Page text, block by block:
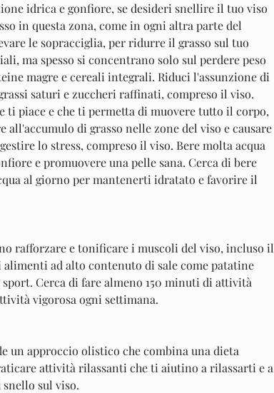
idrica e gonfiore, se desideri snellire il tuo viso
in questa zona, come in ogni altra parte del
le sopracciglia, per ridurre il grasso sul tuo
ma spesso si concentrano solo sul perdere peso
magre e cereali integrali. Riduci l'assunzione di
saturi e zuccheri raffinati, compreso il viso.
ti piace e che ti permetta di muovere tutto il corpo,
all'accumulo di grasso nelle zone del viso e causare
lo stress, compreso il viso. Bere molta acqua
e promuovere una pelle sana. Cerca di bere
al giorno per mantenerti idratato e favorire il
rafforzare e tonificare i muscoli del viso, incluso il
ad alto contenuto di sale come patatine
Cerca di fare almeno 150 minuti di attività
vigorosa ogni settimana.
un approccio olistico che combina una dieta
attività rilassanti che ti aiutino a rilassarti e a
sul viso.